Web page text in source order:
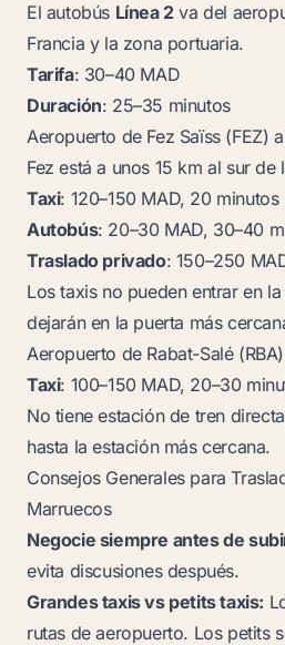
El autobús Línea 2va del
Francia y la zona portuaria.
Tarifa: 30–40 MAD
Duración: 25–35 minutos
Aeropuerto de Fez Saïss (FEZ)
Fez está a unos 15 km al sur de
Taxi: 120–150 MAD, 20 minutos
Autobús: 20–30 MAD, 30–40
Traslado privado: 150–250
Los taxis no pueden entrar en
dejarán en la puerta más
Aeropuerto de Rabat-Salé
Taxi: 100–150 MAD, 20–30
No tiene estación de tren
hasta la estación más cercana.
Consejos Generales para
Marruecos
Negocie siempre antes de
evita discusiones después.
Grandes taxis vs petits taxis:
rutas de aeropuerto. Los petits